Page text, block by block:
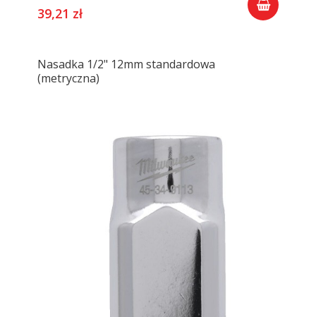
39,21 zł
Nasadka 1/2" 12mm standardowa
(metryczna)